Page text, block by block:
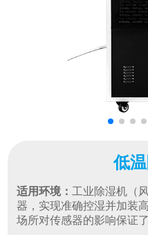
低
适用环境： 工业除湿机（
器，实现准确控湿并加装
场所对传感器的影响保证